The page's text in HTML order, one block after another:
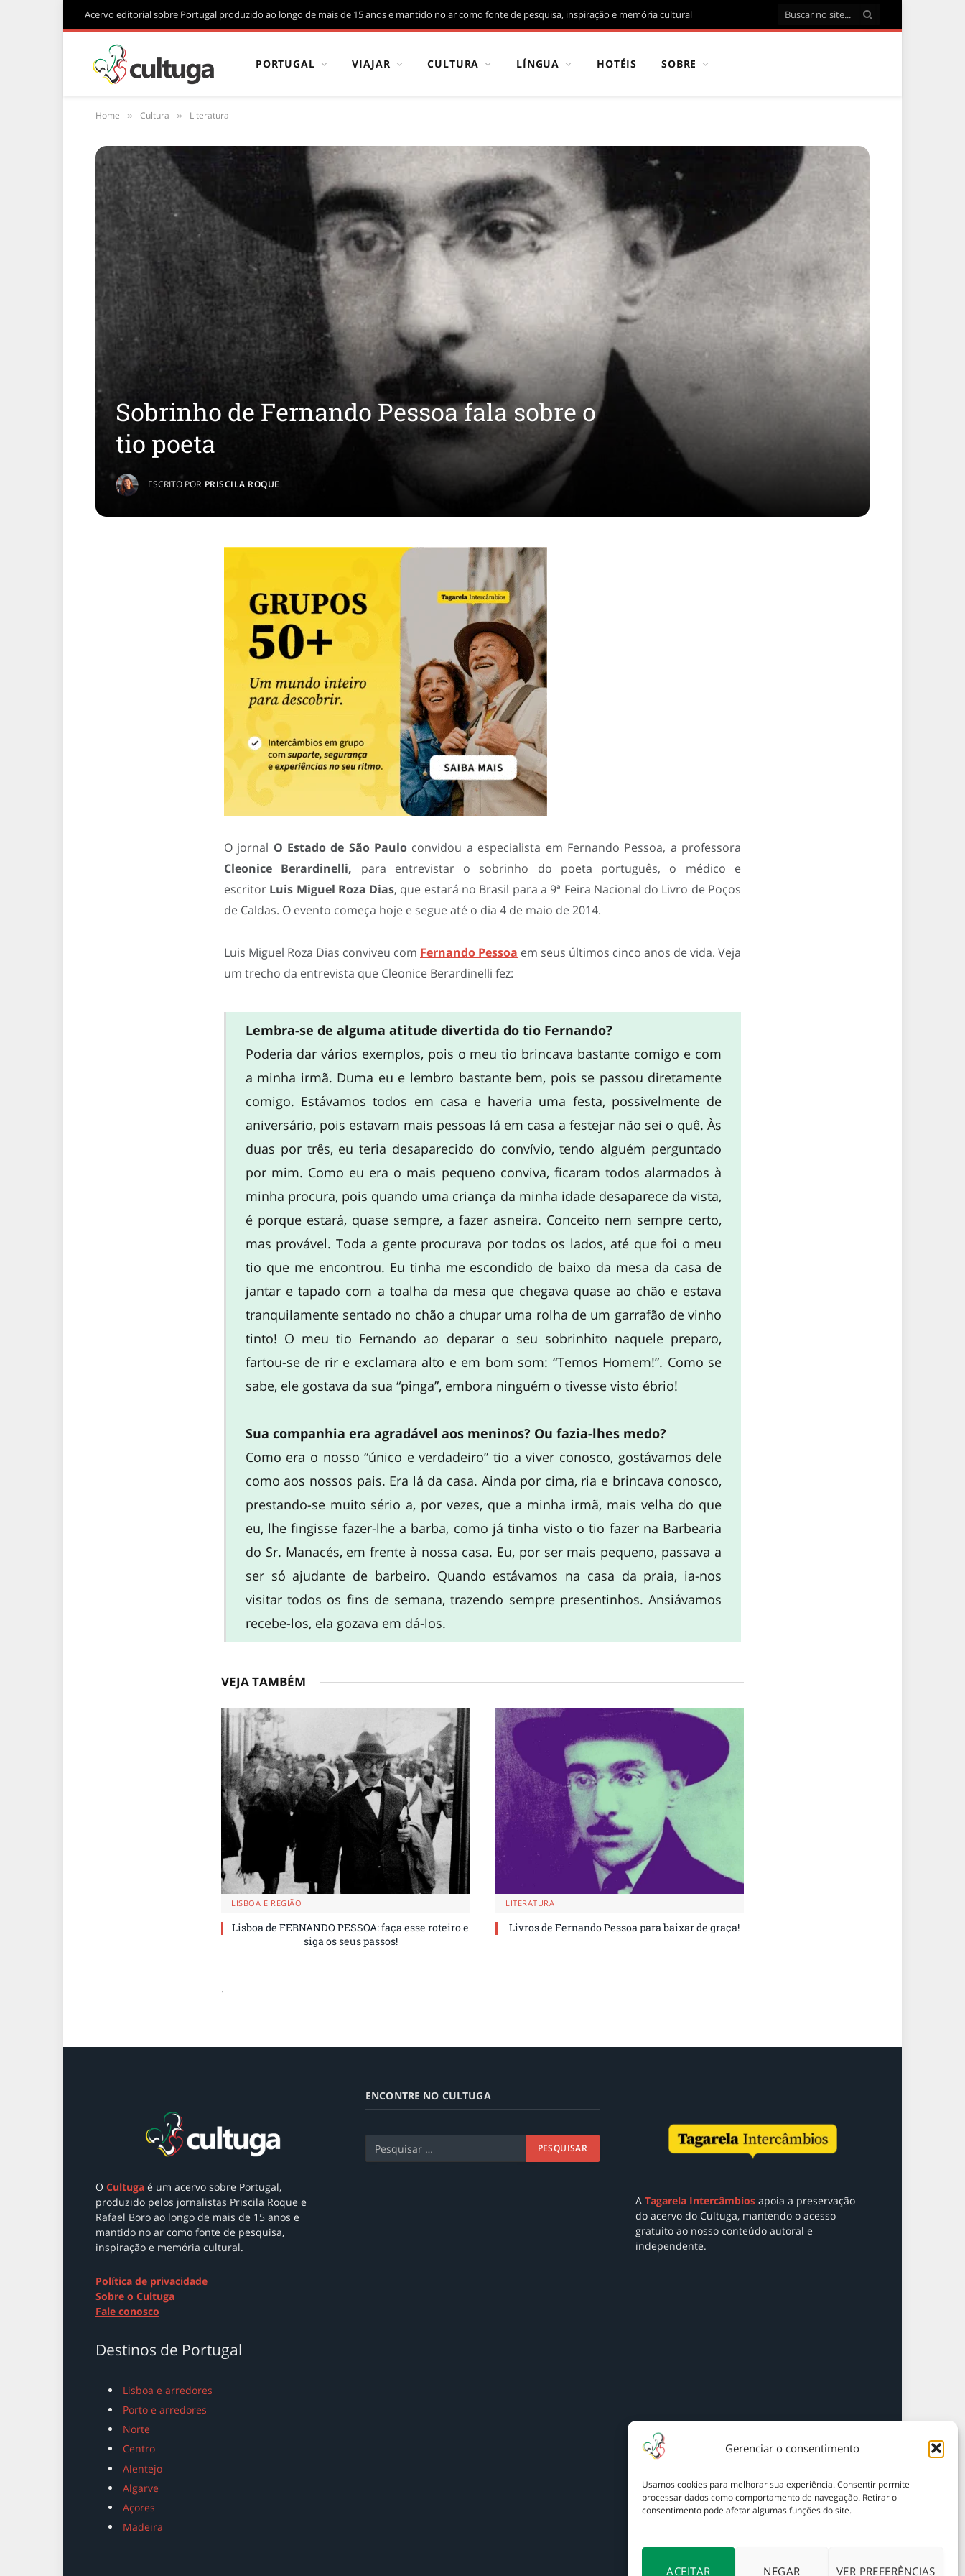
Gerenciar o consentimento
Usamos cookies para melhorar sua experiência. Consentir permite
processar dados como comportamento de navegação. Retirar o
consentimento pode afetar algumas funções do site.
ACEITAR NEGAR VER PREFERÊNCIAS
Acervo editorial sobre Portugal produzido ao longo de mais de 15 anos e mantido no ar como fonte de pesquisa, inspiração e memória cultural
PORTUGAL VIAJAR CULTURA LÍNGUA HOTÉIS SOBRE
Home » Cultura » Literatura
Sobrinho de Fernando Pessoa fala sobre o
tio poeta
ESCRITO POR PRISCILA ROQUE
O jornal O Estado de São Paulo convidou a especialista em Fernando Pessoa, a professora
Cleonice Berardinelli, para entrevistar o sobrinho do poeta português, o médico e
escritor Luis Miguel Roza Dias, que estará no Brasil para a 9ª Feira Nacional do Livro de Poços
de Caldas. O evento começa hoje e segue até o dia 4 de maio de 2014.
Luis Miguel Roza Dias conviveu com Fernando Pessoa em seus últimos cinco anos de vida. Veja
um trecho da entrevista que Cleonice Berardinelli fez:
Lembra-se de alguma atitude divertida do tio Fernando?
Poderia dar vários exemplos, pois o meu tio brincava bastante comigo e com
a minha irmã. Duma eu e lembro bastante bem, pois se passou diretamente
comigo. Estávamos todos em casa e haveria uma festa, possivelmente de
aniversário, pois estavam mais pessoas lá em casa a festejar não sei o quê. Às
duas por três, eu teria desaparecido do convívio, tendo alguém perguntado
por mim. Como eu era o mais pequeno conviva, ficaram todos alarmados à
minha procura, pois quando uma criança da minha idade desaparece da vista,
é porque estará, quase sempre, a fazer asneira. Conceito nem sempre certo,
mas provável. Toda a gente procurava por todos os lados, até que foi o meu
tio que me encontrou. Eu tinha me escondido de baixo da mesa da casa de
jantar e tapado com a toalha da mesa que chegava quase ao chão e estava
tranquilamente sentado no chão a chupar uma rolha de um garrafão de vinho
tinto! O meu tio Fernando ao deparar o seu sobrinhito naquele preparo,
fartou-se de rir e exclamara alto e em bom som: “Temos Homem!”. Como se
sabe, ele gostava da sua “pinga”, embora ninguém o tivesse visto ébrio!
Sua companhia era agradável aos meninos? Ou fazia-lhes medo?
Como era o nosso “único e verdadeiro” tio a viver conosco, gostávamos dele
como aos nossos pais. Era lá da casa. Ainda por cima, ria e brincava conosco,
prestando-se muito sério a, por vezes, que a minha irmã, mais velha do que
eu, lhe fingisse fazer-lhe a barba, como já tinha visto o tio fazer na Barbearia
do Sr. Manacés, em frente à nossa casa. Eu, por ser mais pequeno, passava a
ser só ajudante de barbeiro. Quando estávamos na casa da praia, ia-nos
visitar todos os fins de semana, trazendo sempre presentinhos. Ansiávamos
recebe-los, ela gozava em dá-los.
VEJA TAMBÉM
LISBOA E REGIÃO
Lisboa de FERNANDO PESSOA: faça esse roteiro e
siga os seus passos!
LITERATURA
Livros de Fernando Pessoa para baixar de graça!
.
O Cultuga é um acervo sobre Portugal,
produzido pelos jornalistas Priscila Roque e
Rafael Boro ao longo de mais de 15 anos e
mantido no ar como fonte de pesquisa,
inspiração e memória cultural.
Política de privacidade
Sobre o Cultuga
Fale conosco
Destinos de Portugal
Lisboa e arredores
Porto e arredores
Norte
Centro
Alentejo
Algarve
Açores
Madeira
ENCONTRE NO CULTUGA
A Tagarela Intercâmbios apoia a preservação
do acervo do Cultuga, mantendo o acesso
gratuito ao nosso conteúdo autoral e
independente.